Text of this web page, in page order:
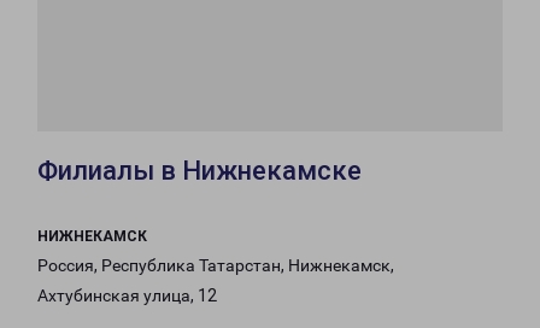
Филиалы в Нижнекамске
НИЖНЕКАМСК
Россия, Республика Татарстан, Нижнекамск,
Ахтубинская улица, 12